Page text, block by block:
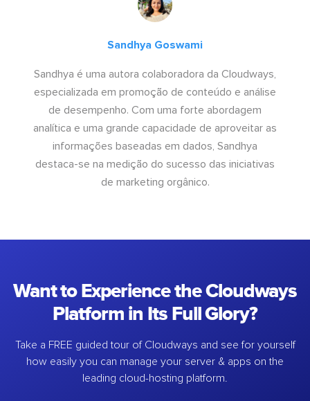
Sandhya Goswami
Sandhya é uma autora colaboradora da Cloudways,
especializada em promoção de conteúdo e análise
de desempenho. Com uma forte abordagem
analítica e uma grande capacidade de aproveitar as
informações baseadas em dados, Sandhya
destaca-se na medição do sucesso das iniciativas
de marketing orgânico.
Want to Experience the Cloudways
Platform in Its Full Glory?
Take a FREE guided tour of Cloudways and see for yourself
how easily you can manage your server & apps on the
leading cloud-hosting platform.